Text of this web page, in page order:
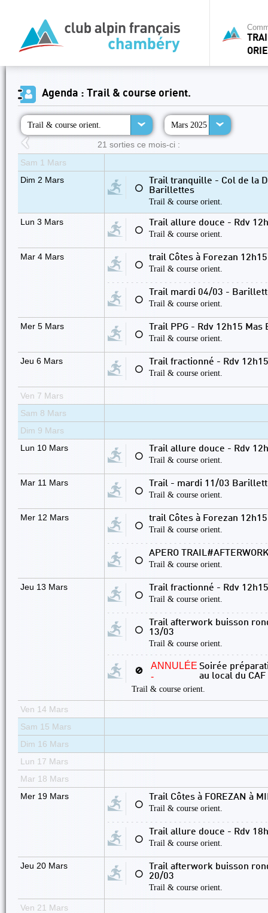
Agenda : Trail & course orient.
Trail & course orient. Mars 2025
21 sorties ce mois-ci :
Sam 1 Mars
Dim 2 Mars
⚪
Trail tranquille - Col de la
Barillettes
Trail & course orient.
Lun 3 Mars
⚪
Trail allure douce - Rdv
Trail & course orient.
Mar 4 Mars
⚪
trail Côtes à Forezan
Trail & course orient.
⚪
Trail mardi 04/03 -
Trail & course orient.
Mer 5 Mars
⚪
Trail PPG - Rdv 12h15 Mas
Trail & course orient.
Jeu 6 Mars
⚪
Trail fractionné - Rdv
Trail & course orient.
Ven 7 Mars
Sam 8 Mars
Dim 9 Mars
Lun 10 Mars
⚪
Trail allure douce - Rdv
Trail & course orient.
Mar 11 Mars
⚪
Trail - mardi 11/03
Trail & course orient.
Mer 12 Mars
⚪
trail Côtes à Forezan
Trail & course orient.
⚪
APERO
Trail & course orient.
Jeu 13 Mars
⚪
Trail fractionné - Rdv
Trail & course orient.
⚪
Trail afterwork buisson
13/03
Trail & course orient.
🚫
ANNULÉE
-
Soirée
au local du CAF
Trail & course orient.
Ven 14 Mars
Sam 15 Mars
Dim 16 Mars
Lun 17 Mars
Mar 18 Mars
Mer 19 Mars
⚪
Trail Côtes à FOREZAN à
Trail & course orient.
⚪
Trail allure douce - Rdv
Trail & course orient.
Jeu 20 Mars
⚪
Trail afterwork buisson
20/03
Trail & course orient.
Ven 21 Mars